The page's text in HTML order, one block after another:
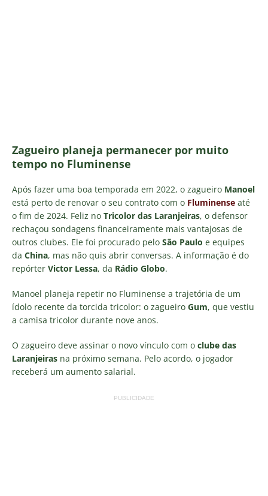
Zagueiro planeja permanecer por muito
tempo no Fluminense
Após fazer uma boa temporada em 2022, o zagueiro Manoel
está perto de renovar o seu contrato com o Fluminense até
o fim de 2024. Feliz no Tricolor das Laranjeiras, o defensor
rechaçou sondagens financeiramente mais vantajosas de
outros clubes. Ele foi procurado pelo São Paulo e equipes
da China, mas não quis abrir conversas. A informação é do
repórter Victor Lessa, da Rádio Globo.
Manoel planeja repetir no Fluminense a trajetória de um
ídolo recente da torcida tricolor: o zagueiro Gum, que vestiu
a camisa tricolor durante nove anos.
O zagueiro deve assinar o novo vínculo com o clube das
Laranjeiras na próximo semana. Pelo acordo, o jogador
receberá um aumento salarial.
PUBLICIDADE